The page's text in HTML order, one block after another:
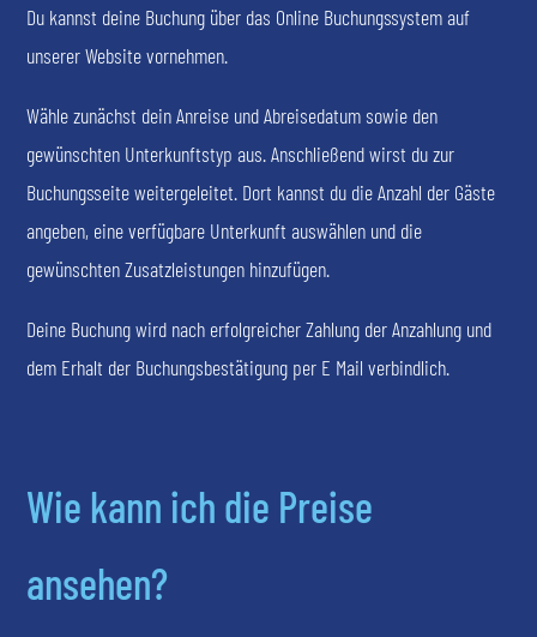
Du kannst deine Buchung über das Online Buchungssystem auf
unserer Website vornehmen.
Wähle zunächst dein Anreise und Abreisedatum sowie den
gewünschten Unterkunftstyp aus. Anschließend wirst du zur
Buchungsseite weitergeleitet. Dort kannst du die Anzahl der Gäste
angeben, eine verfügbare Unterkunft auswählen und die
gewünschten Zusatzleistungen hinzufügen.
Deine Buchung wird nach erfolgreicher Zahlung der Anzahlung und
dem Erhalt der Buchungsbestätigung per E Mail verbindlich.
Wie kann ich die Preise
ansehen?